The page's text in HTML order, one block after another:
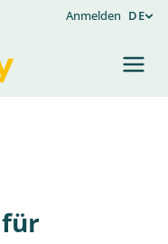
Anmelden DE